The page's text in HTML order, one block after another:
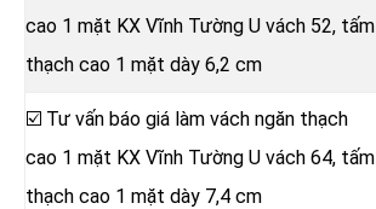
cao 1 mặt KX Vĩnh Tường U vách 52, tấm
thạch cao 1 mặt dày 6,2 cm
☑️ Tư vấn báo giá làm vách ngăn thạch
cao 1 mặt KX Vĩnh Tường U vách 64, tấm
thạch cao 1 mặt dày 7,4 cm